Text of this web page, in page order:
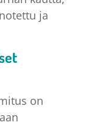
ja
on